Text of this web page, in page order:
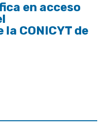
en acceso
CONICYT de